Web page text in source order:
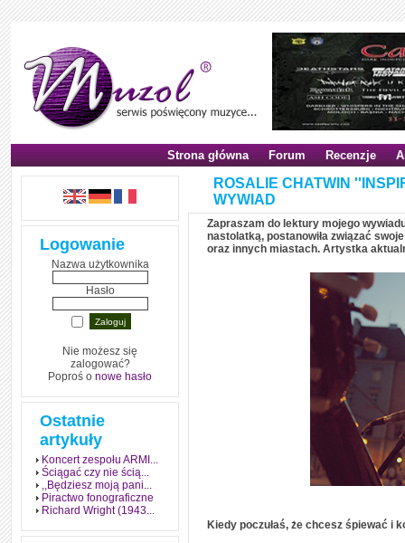
Strona główna Forum Recenzje
Logowanie
Nazwa użytkownika
Hasło
Nie możesz się
zalogować?
Poproś o nowe hasło
Ostatnie
artykuły
Koncert zespołu ARMI...
Ściągać czy nie ścią...
,,Będziesz moją pani...
Piractwo fonograficzne
Richard Wright (1943...
ROSALIE CHATWIN
WYWIAD
Zapraszam do lektury mojego
nastolatką, postanowiła związać
oraz innych miastach. Artystka
Kiedy poczułaś, że chcesz śpiewać i